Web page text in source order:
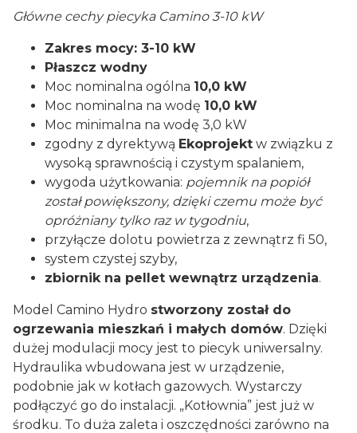
Główne cechy piecyka Camino 3-10 kW
Zakres mocy: 3-10 kW
Płaszcz wodny
Moc nominalna ogólna 10,0 kW
Moc nominalna na wodę 10,0 kW
Moc minimalna na wodę 3,0 kW
zgodny z dyrektywą Ekoprojekt w związku z
wysoką sprawnością i czystym spalaniem,
wygoda użytkowania: pojemnik na popiół
został powiększony, dzięki czemu może być
opróżniany tylko raz w tygodniu,
przyłącze dolotu powietrza z zewnątrz fi 50,
system czystej szyby,
zbiornik na pellet wewnątrz urządzenia.
Model Camino Hydro stworzony został do
ogrzewania mieszkań i małych domów. Dzięki
dużej modulacji mocy jest to piecyk uniwersalny.
Hydraulika wbudowana jest w urządzenie,
podobnie jak w kotłach gazowych. Wystarczy
podłączyć go do instalacji. „Kotłownia” jest już w
środku. To duża zaleta i oszczędności zarówno na